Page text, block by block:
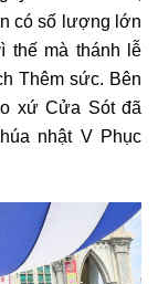
có số lượng lớn
thế mà thánh lễ
Thêm sức. Bên
xứ Cửa Sót đã
nhật V Phục